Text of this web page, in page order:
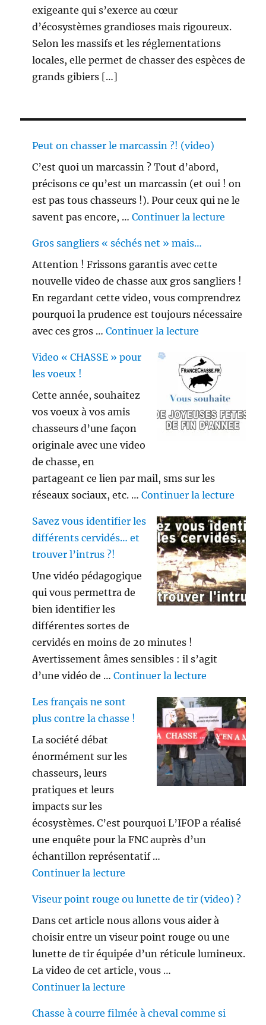
exigeante qui s’exerce au cœur
d’écosystèmes grandioses mais rigoureux.
Selon les massifs et les réglementations
locales, elle permet de chasser des espèces de
grands gibiers […]
Peut on chasser le marcassin ?! (video)
C’est quoi un marcassin ? Tout d’abord,
précisons ce qu’est un marcassin (et oui ! on
est pas tous chasseurs !). Pour ceux qui ne le
savent pas encore, …Continuer la lecture
Gros sangliers « séchés net » mais…
Attention ! Frissons garantis avec cette
nouvelle video de chasse aux gros sangliers !
En regardant cette video, vous comprendrez
pourquoi la prudence est toujours nécessaire
avec ces gros …Continuer la lecture
Video « CHASSE » pour
les voeux !
Cette année, souhaitez
vos voeux à vos amis
chasseurs d’une façon
originale avec une video
de chasse, en
partageant ce lien par mail, sms sur les
réseaux sociaux, etc. …Continuer la lecture
Savez vous identifier les
différents cervidés… et
trouver l’intrus ?!
Une vidéo pédagogique
qui vous permettra de
bien identifier les
différentes sortes de
cervidés en moins de 20 minutes !
Avertissement âmes sensibles : il s’agit
d’une vidéo de …Continuer la lecture
Les français ne sont
plus contre la chasse !
La société débat
énormément sur les
chasseurs, leurs
pratiques et leurs
impacts sur les
écosystèmes. C’est pourquoi L’IFOP a réalisé
une enquête pour la FNC auprès d’un
échantillon représentatif …
Continuer la lecture
Viseur point rouge ou lunette de tir (video) ?
Dans cet article nous allons vous aider à
choisir entre un viseur point rouge ou une
lunette de tir équipée d’un réticule lumineux.
La video de cet article, vous …
Continuer la lecture
Chasse à courre filmée à cheval comme si